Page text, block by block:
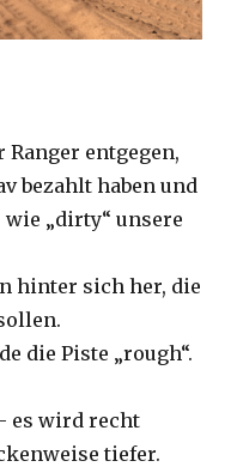
entgegen,
bezahlt haben und
„dirty“ unsere
hinter sich her, die
die Piste „rough“.
es wird recht
tiefer.